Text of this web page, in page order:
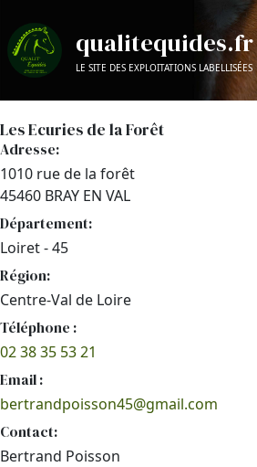
qualitequides.fr
LE SITE DES EXPLOITATIONS LABELLISÉES
Les Ecuries de la Forêt
Adresse:
1010 rue de la forêt
45460 BRAY EN VAL
Département:
Loiret - 45
Région:
Centre-Val de Loire
Téléphone :
02 38 35 53 21
Email :
bertrandpoisson45@gmail.com
Contact:
Bertrand Poisson